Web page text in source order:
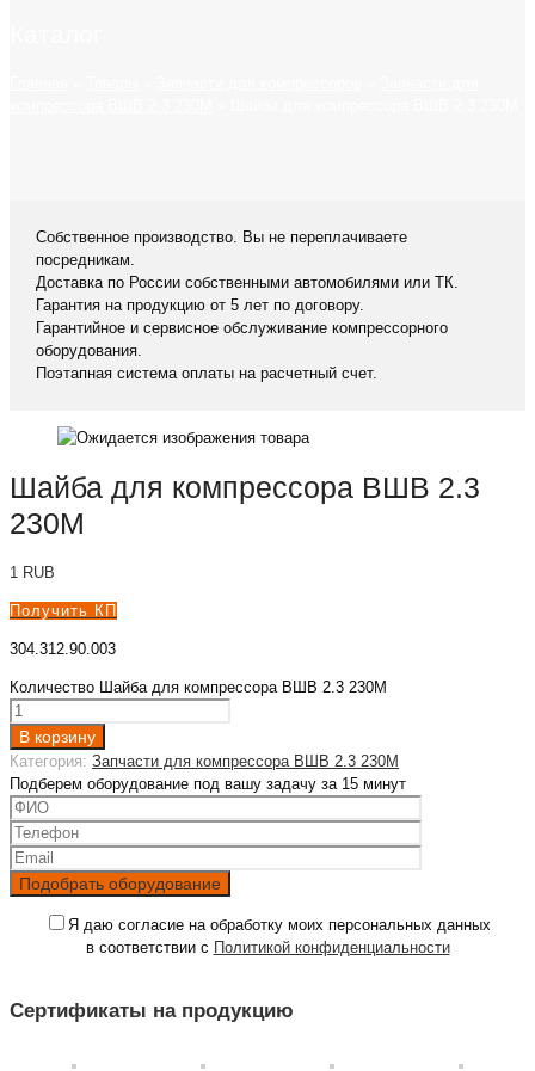
Собственное производство. Вы не переплачиваете
посредникам.
Доставка по России собственными автомобилями или ТК.
Гарантия на продукцию от 5 лет по договору.
Гарантийное и сервисное обслуживание компрессорного
оборудования.
Поэтапная система оплаты на расчетный счет.
Шайба для компрессора ВШВ 2.3
230М
1 RUB
Получить КП
304.312.90.003
Количество Шайба для компрессора ВШВ 2.3 230М
В корзину
Категория: Запчасти для компрессора ВШВ 2.3 230М
Подберем оборудование под вашу задачу за 15 минут
Я даю согласие на обработку моих персональных данных
в соответствии с Политикой конфиденциальности
Сертификаты на продукцию